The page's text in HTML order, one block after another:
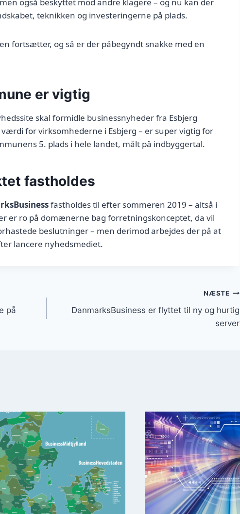
teknikken og investeringerne på plads.
fortsætter, og så er der påbegyndt snakke med en
er vigtig
skal formidle businessnyheder fra Esbjerg
for virksomhederne i Esbjerg – er super vigtig for
5. plads i hele landet, målt på indbyggertal.
fastholdes
fastholdes til efter sommeren 2019 – altså i
er ro på domænerne bag forretningskonceptet, da vil
beslutninger – men derimod arbejdes der på at
lancere nyhedsmediet.
på
NÆSTE
DanmarksBusiness er flyttet til ny og hurtig
server